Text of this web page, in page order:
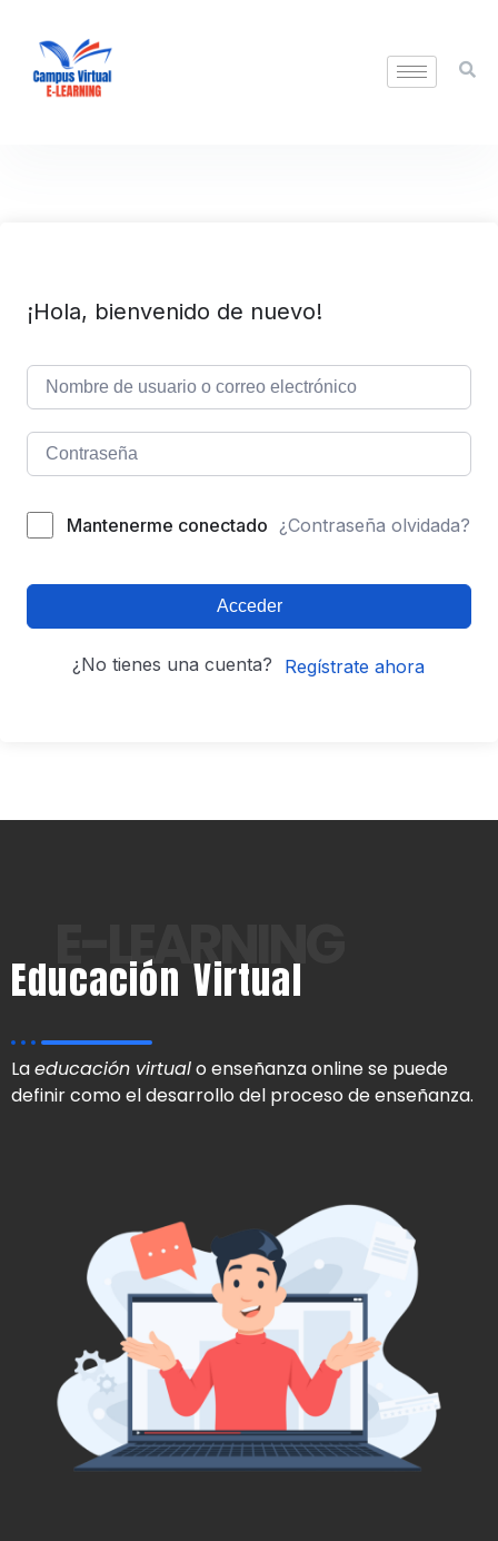
¡Hola, bienvenido de nuevo!
Mantenerme conectado ¿Contraseña olvidada?
Acceder
¿No tienes una cuenta? Regístrate ahora
E-LEARNING
Educación Virtual
Laeducación virtualo enseñanza online se puede
definir como el desarrollo del proceso de enseñanza.